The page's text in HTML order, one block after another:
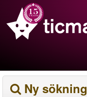
Ny sökning